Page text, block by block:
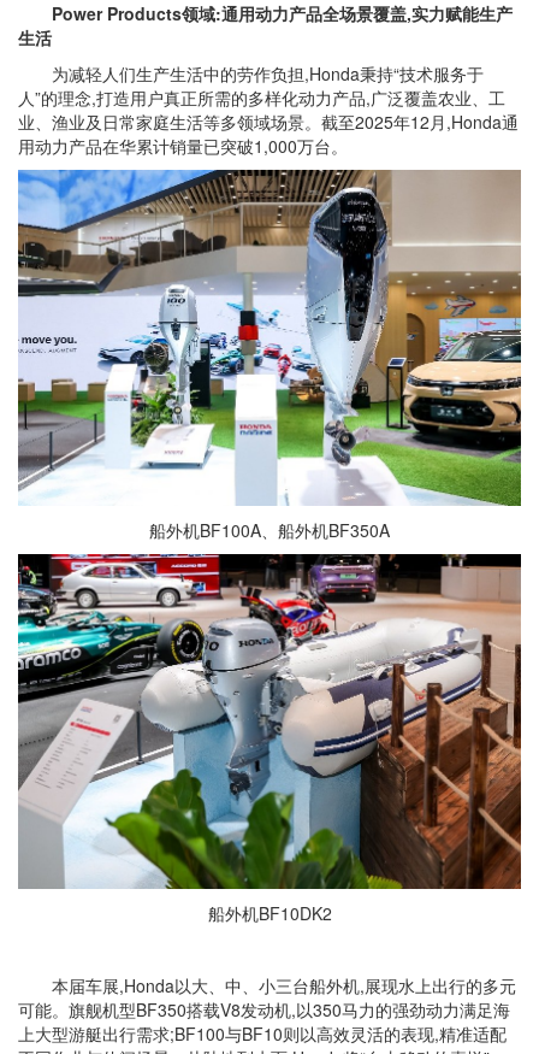
Power Products领域:通用动力产品全场景覆盖,实力赋能生产
生活
为减轻人们生产生活中的劳作负担,Honda秉持“技术服务于
人”的理念,打造用户真正所需的多样化动力产品,广泛覆盖农业、工
业、渔业及日常家庭生活等多领域场景。截至2025年12月,Honda通
用动力产品在华累计销量已突破1,000万台。
船外机BF100A、船外机BF350A
船外机BF10DK2
本届车展,Honda以大、中、小三台船外机,展现水上出行的多元
可能。旗舰机型BF350搭载V8发动机,以350马力的强劲动力满足海
上大型游艇出行需求;BF100与BF10则以高效灵活的表现,精准适配